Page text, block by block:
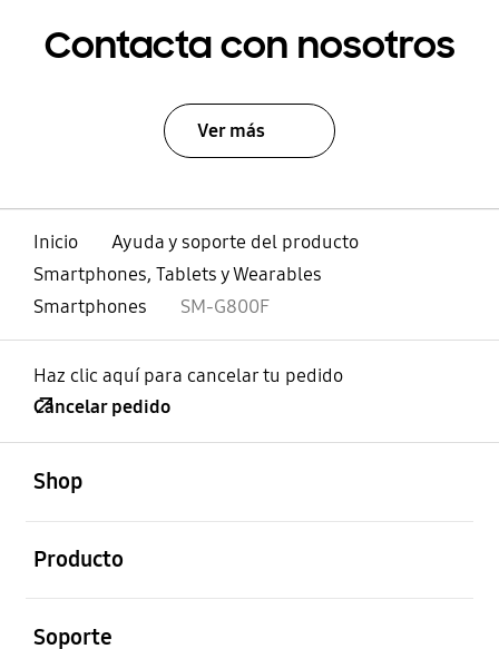
Contacta con nosotros
Ver más
Inicio
Ayuda y soporte del producto
Smartphones, Tablets y Wearables
Smartphones
SM-G800F
Haz clic aquí para cancelar tu pedido
Cancelar pedido
Shop
Producto
Soporte